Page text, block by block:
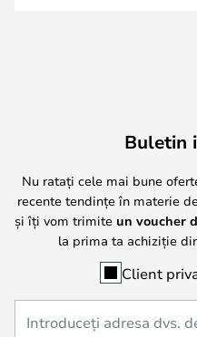
Buletin
Nu ratați cele mai bune
recente tendințe în materie
și îți vom trimite un voucher
la prima ta achiziție
Client